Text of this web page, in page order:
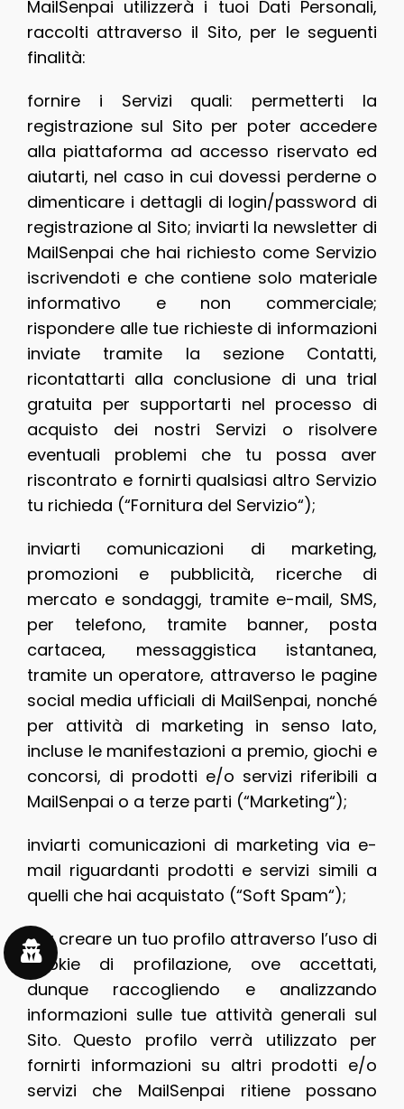
MailSenpai utilizzerà i tuoi Dati Personali,
raccolti attraverso il Sito, per le seguenti
finalità:
fornire i Servizi quali: permetterti la
registrazione sul Sito per poter accedere
alla piattaforma ad accesso riservato ed
aiutarti, nel caso in cui dovessi perderne o
dimenticare i dettagli di login/password di
registrazione al Sito; inviarti la newsletter di
MailSenpai che hai richiesto come Servizio
iscrivendoti e che contiene solo materiale
informativo e non commerciale;
rispondere alle tue richieste di informazioni
inviate tramite la sezione Contatti,
ricontattarti alla conclusione di una trial
gratuita per supportarti nel processo di
acquisto dei nostri Servizi o risolvere
eventuali problemi che tu possa aver
riscontrato e fornirti qualsiasi altro Servizio
tu richieda (“Fornitura del Servizio“);
inviarti comunicazioni di marketing,
promozioni e pubblicità, ricerche di
mercato e sondaggi, tramite e-mail, SMS,
per telefono, tramite banner, posta
cartacea, messaggistica istantanea,
tramite un operatore, attraverso le pagine
social media ufficiali di MailSenpai, nonché
per attività di marketing in senso lato,
incluse le manifestazioni a premio, giochi e
concorsi, di prodotti e/o servizi riferibili a
MailSenpai o a terze parti (“Marketing“);
inviarti comunicazioni di marketing via e-
mail riguardanti prodotti e servizi simili a
quelli che hai acquistato (“Soft Spam“);
per creare un tuo profilo attraverso l’uso di
cookie di profilazione, ove accettati,
dunque raccogliendo e analizzando
informazioni sulle tue attività generali sul
Sito. Questo profilo verrà utilizzato per
fornirti informazioni su altri prodotti e/o
servizi che MailSenpai ritiene possano